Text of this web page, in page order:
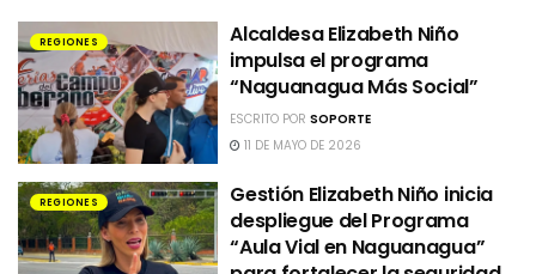
REGIONES
Alcaldesa Elizabeth Niño
impulsa el programa
“Naguanagua Más Social”
ESCRITO PORSOPORTE
11 DE MAYO DE 2026
REGIONES
Gestión Elizabeth Niño inicia
despliegue del Programa
“Aula Vial en Naguanagua”